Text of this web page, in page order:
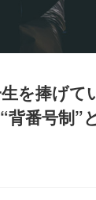
を捧げ
背番号制”